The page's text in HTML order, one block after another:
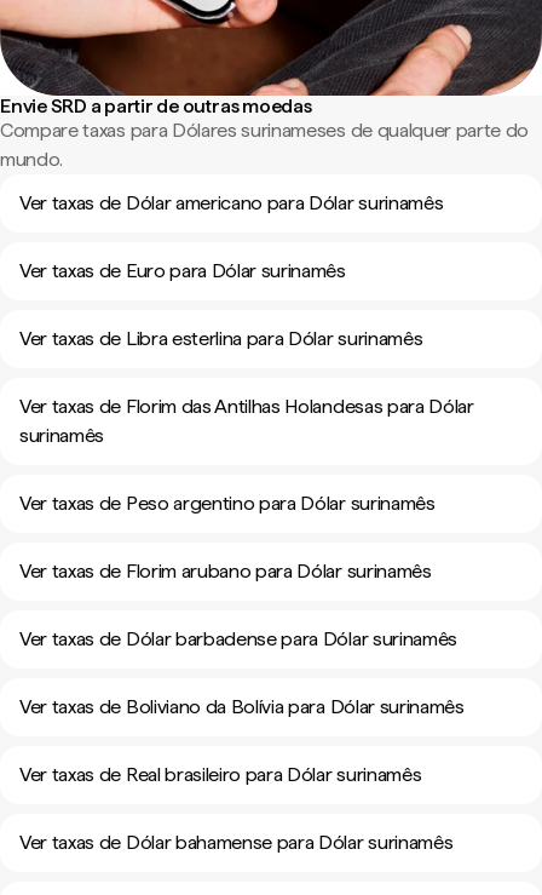
Envie SRD a partir de outras moedas
Compare taxas para Dólares surinameses de qualquer parte do
mundo.
Ver taxas de Dólar americano para Dólar surinamês
Ver taxas de Euro para Dólar surinamês
Ver taxas de Libra esterlina para Dólar surinamês
Ver taxas de Florim das Antilhas Holandesas para Dólar
surinamês
Ver taxas de Peso argentino para Dólar surinamês
Ver taxas de Florim arubano para Dólar surinamês
Ver taxas de Dólar barbadense para Dólar surinamês
Ver taxas de Boliviano da Bolívia para Dólar surinamês
Ver taxas de Real brasileiro para Dólar surinamês
Ver taxas de Dólar bahamense para Dólar surinamês